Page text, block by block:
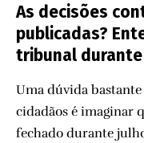
As decisões
publicadas?
tribunal
Uma dúvida
cidadãos é imaginar
fechado durante